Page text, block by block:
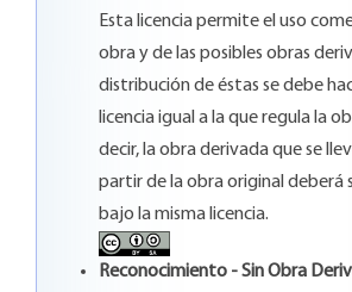
Esta licencia permite el uso
obra y de las posibles obras
distribución de éstas se debe
licencia igual a la que regula la
decir, la obra derivada que se
partir de la obra original deberá
bajo la misma licencia.
Reconocimiento - Sin Obra